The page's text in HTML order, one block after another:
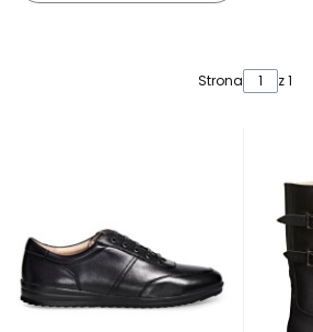
Strona z 1